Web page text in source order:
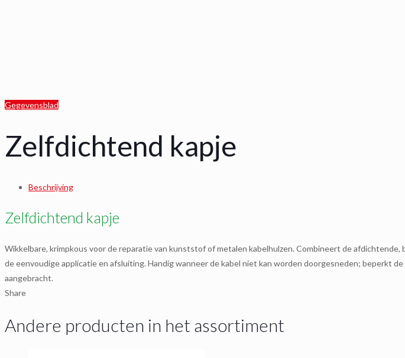
Gegevensblad
Zelfdichtend kapje
Beschrijving
Zelfdichtend kapje
Wikkelbare, krimpkous voor de reparatie van kunststof of metalen kabelhulzen. Combineert de
de eenvoudige applicatie en afsluiting. Handig wanneer de kabel niet kan worden doorgesneden; beperkt
aangebracht.
Share
Andere producten in het assortiment